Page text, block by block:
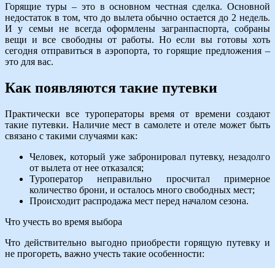
Горящие туры – это в основном честная сделка. Основной
недостаток в том, что до вылета обычно остается до 2 недель.
И у семьи не всегда оформлены загранпаспорта, собраны
вещи и все свободны от работы. Но если вы готовы хоть
сегодня отправиться в аэропорта, то горящие предложения –
это для вас.
Как появляются такие путевки
Практически все туроператоры время от времени создают
такие путевки. Наличие мест в самолете и отеле может быть
связано с такими случаями как:
Человек, который уже забронировал путевку, незадолго
от вылета от нее отказался;
Туроператор неправильно просчитал примерное
количество брони, и осталось много свободных мест;
Происходит распродажа мест перед началом сезона.
Что учесть во время выбора
Что действительно выгодно приобрести горящую путевку и
не прогореть, важно учесть такие особенности: